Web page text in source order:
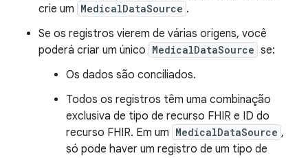
crie um MedicalDataSource .
Se os registros vierem de várias origens, você
poderá criar um único MedicalDataSource se:
Os dados são conciliados.
Todos os registros têm uma combinação
exclusiva de tipo de recurso FHIR e ID do
recurso FHIR. Em um MedicalDataSource ,
só pode haver um registro de um tipo de